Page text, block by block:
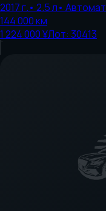
2017г.• 2.5л• Автомат
144 000км
1 224 000 ¥Лот: 30413